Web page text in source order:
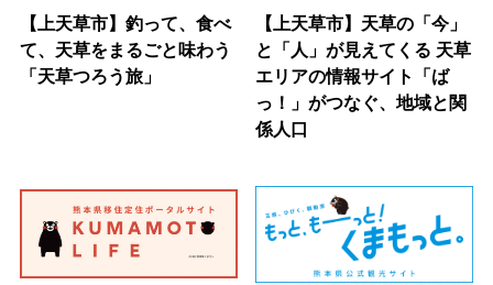
【上天草市】釣って、食べ
て、天草をまるごと味わう
「天草つろう旅」
【上天草市】天草の「今」
と「人」が見えてくる 天草
エリアの情報サイト「ば
っ！」がつなぐ、地域と関
係人口